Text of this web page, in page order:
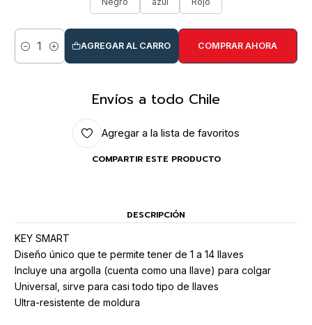
Cantidad
AGREGAR AL CARRO COMPRAR AHORA
Envíos a todo Chile
Agregar a la lista de favoritos
COMPARTIR ESTE PRODUCTO
DESCRIPCIÓN
KEY SMART
Diseño único que te permite tener de 1 a 14 llaves
Incluye una argolla (cuenta como una llave) para colgar
Universal, sirve para casi todo tipo de llaves
Ultra-resistente de moldura